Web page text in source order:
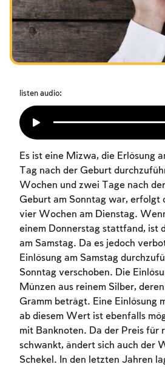
Das Fasten der Zerstörung
Amtseinführung
Purim
listen audio:
Es ist eine Mizwa, die Erlösung
Tag nach der Geburt
Wochen und zwei Tage nach
Geburt am Sonntag war, erfolgt
vier Wochen am Dienstag.
einem Donnerstag stattfand, ist
am Samstag. Da es jedoch
Einlösung am Samstag
Sonntag verschoben. Die
Münzen aus reinem Silber,
Gramm beträgt. Eine Einlösung
ab diesem Wert ist ebenfalls
mit Banknoten. Da der Preis für
schwankt, ändert sich auch der
Schekel. In den letzten Jahren